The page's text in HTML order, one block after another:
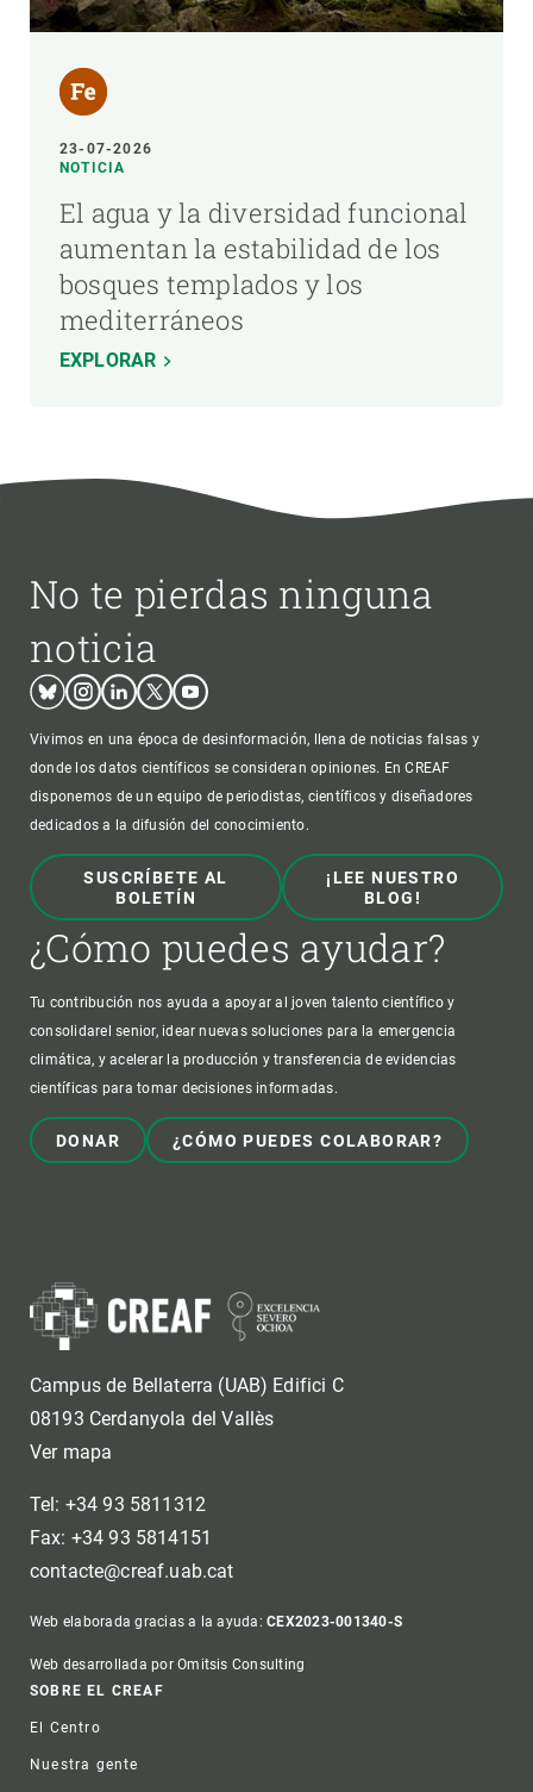
23-07-2026
NOTICIA
El agua y la diversidad funcional
aumentan la estabilidad de los
bosques templados y los
mediterráneos
EXPLORAR
No te pierdas ninguna
noticia
BlueskyInstagram
LinkedinTwitterYoutube
Vivimos en una época de desinformación, llena de noticias falsas y
donde los datos científicos se consideran opiniones. En CREAF
disponemos de un equipo de periodistas, científicos y diseñadores
dedicados a la difusión del conocimiento.
SUSCRÍBETE AL
BOLETÍN
¡LEE NUESTRO
BLOG!
¿Cómo puedes ayudar?
Tu contribución nos ayuda a apoyar al joven talento científico y
consolidarel senior, idear nuevas soluciones para la emergencia
climática, y acelerar la producción y transferencia de evidencias
científicas para tomar decisiones informadas.
DONAR ¿CÓMO PUEDES COLABORAR?
Campus de Bellaterra (UAB) Edifici C
08193 Cerdanyola del Vallès
Ver mapa
Tel: +34 93 5811312
Fax: +34 93 5814151
contacte@creaf.uab.cat
Web elaborada gracias a la ayuda:CEX2023-001340-S
Web desarrollada por Omitsis Consulting
Footer
SOBRE EL CREAF
El Centro
Nuestra gente